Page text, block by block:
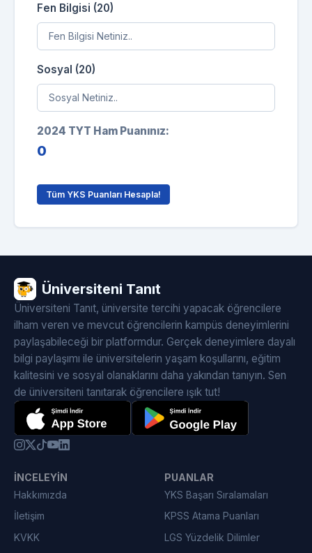
Fen Bilgisi (20)
Sosyal (20)
2024 TYT Ham Puanınız:
0
Tüm YKS Puanları Hesapla!
Üniversiteni Tanıt
Üniversiteni Tanıt, üniversite tercihi yapacak öğrencilere
ilham veren ve mevcut öğrencilerin kampüs deneyimlerini
paylaşabileceği bir platformdur. Gerçek deneyimlere dayalı
bilgi paylaşımı ile üniversitelerin yaşam koşullarını, eğitim
kalitesini ve sosyal olanaklarını daha yakından tanıyın. Sen
de üniversiteni tanıtarak öğrencilere ışık tut!
İNCELEYIN
Hakkımızda
İletişim
KVKK
PUANLAR
YKS Başarı Sıralamaları
KPSS Atama Puanları
LGS Yüzdelik Dilimler